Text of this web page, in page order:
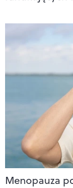
Menopauza